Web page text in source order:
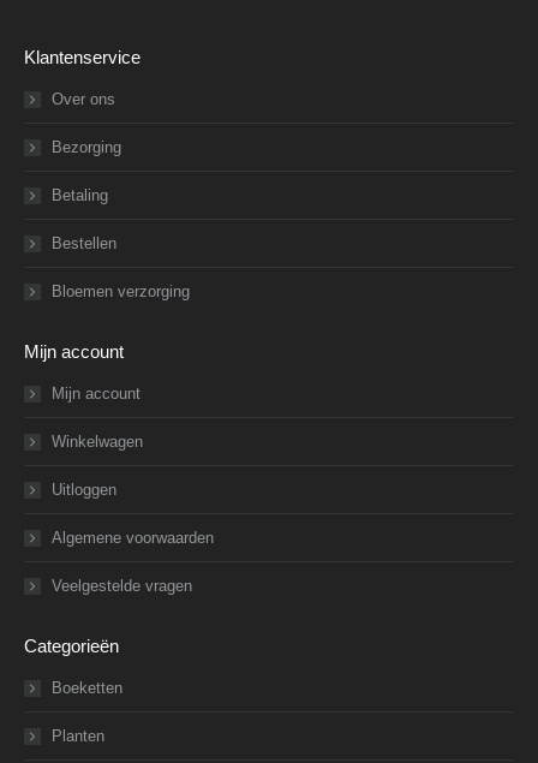
Klantenservice
Over ons
Bezorging
Betaling
Bestellen
Bloemen verzorging
Mijn account
Mijn account
Winkelwagen
Uitloggen
Algemene voorwaarden
Veelgestelde vragen
Categorieën
Boeketten
Planten